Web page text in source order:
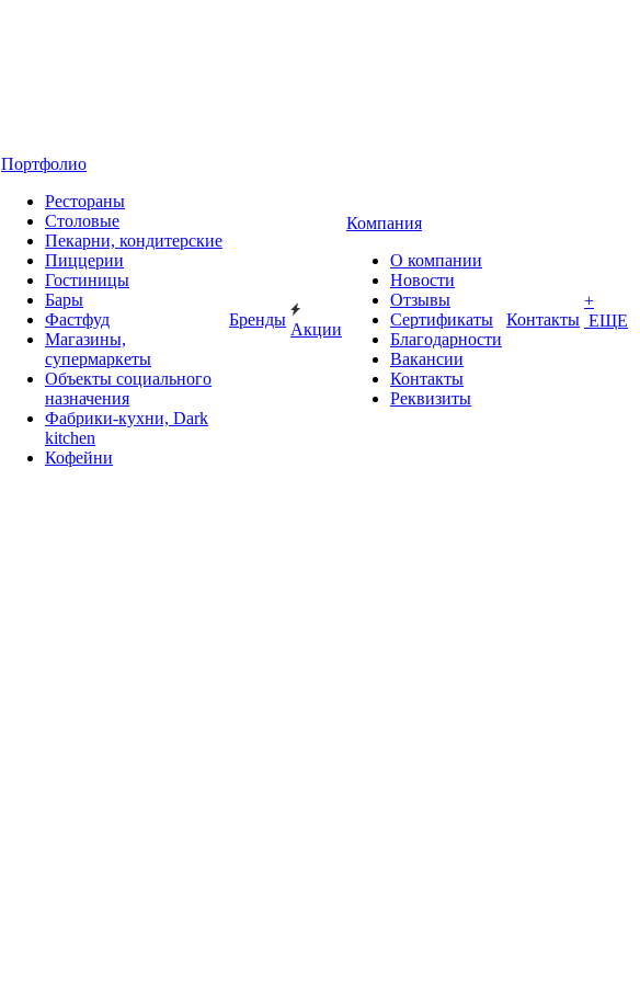
Портфолио
Рестораны
Столовые
Пекарни, кондитерские
Пиццерии
Гостиницы
Бары
Фастфуд
Магазины,
супермаркеты
Объекты социального
назначения
Фабрики-кухни, Dark
kitchen
Кофейни
Бренды
Акции
Компания
О компании
Новости
Отзывы
Сертификаты
Благодарности
Вакансии
Контакты
Реквизиты
Контакты
+
ЕЩЕ